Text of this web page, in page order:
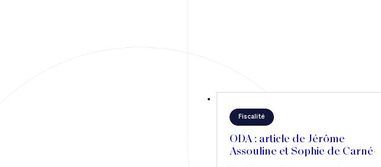
Fiscalité
ODA : article de Jérôme
Assouline et Sophie de Carné-